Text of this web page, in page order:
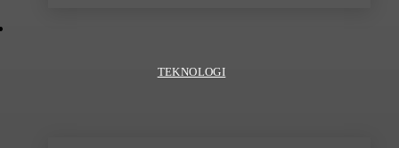
TEKNOLOGI